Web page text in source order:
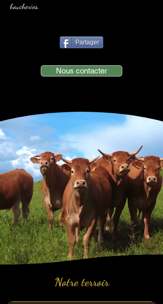
boucheries.
Partager
Nous contacter
Notre terroir